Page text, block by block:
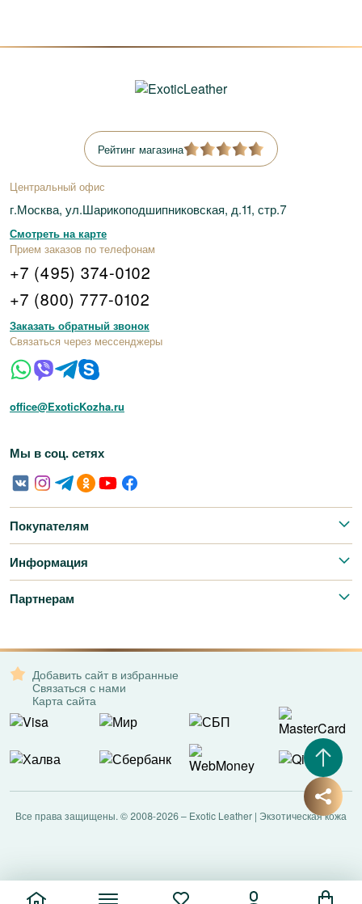
Рейтинг магазина
Центральный офис
г.Москва, ул.Шарикоподшипниковская, д.11, стр.7
Смотреть на карте
Прием заказов по телефонам
+7 (495) 374-0102
+7 (800) 777-0102
Заказать обратный звонок
Связаться через мессенджеры
office@ExoticKozha.ru
Мы в соц. сетях
Покупателям
Информация
Партнерам
Добавить сайт в избранные
Связаться с нами
Карта сайта
Все права защищены. © 2008-2026 – Exotic Leather | Экзотическая кожа